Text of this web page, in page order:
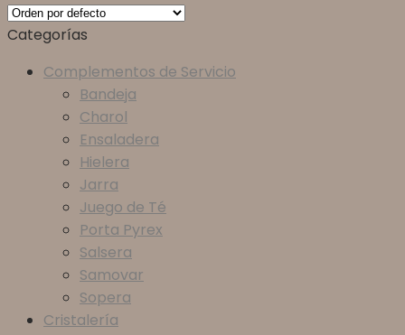
Categorías
Complementos de Servicio
Bandeja
Charol
Ensaladera
Hielera
Jarra
Juego de Té
Porta Pyrex
Salsera
Samovar
Sopera
Cristalería